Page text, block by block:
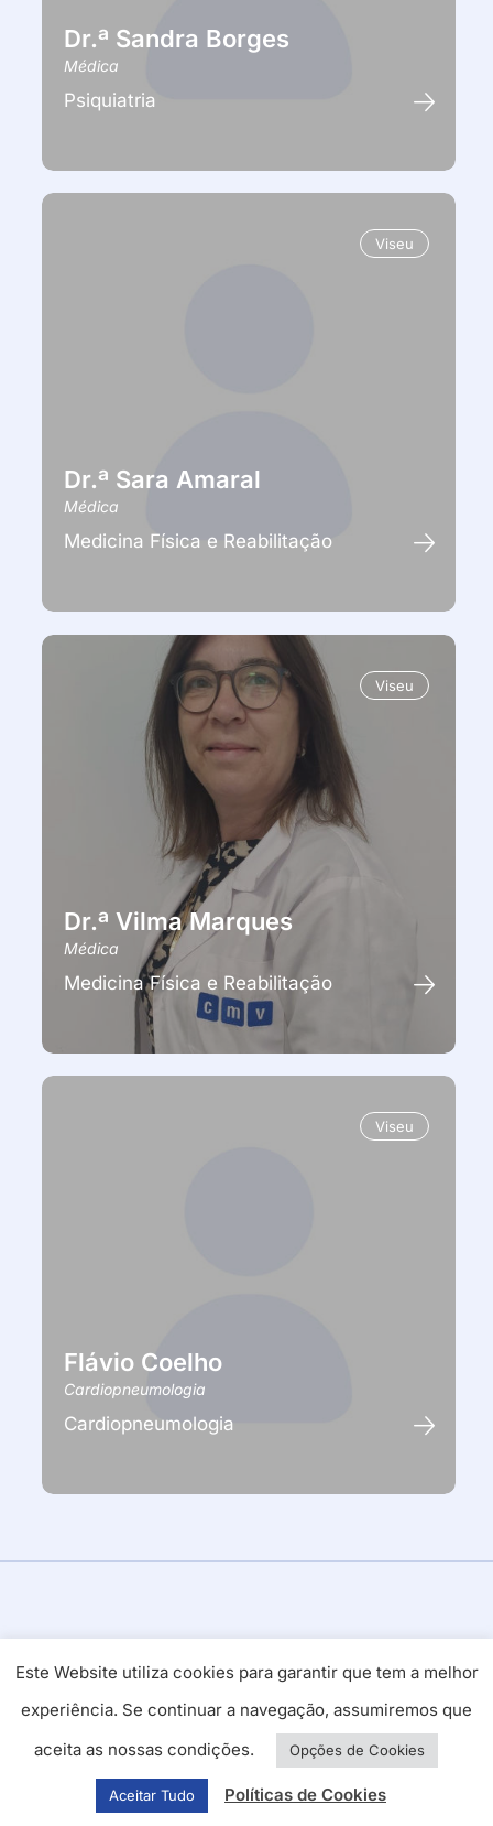
Dr.ª Sandra Borges
Médica
Psiquiatria
Viseu
Dr.ª Sara Amaral
Médica
Medicina Física e Reabilitação
Viseu
Dr.ª Vilma Marques
Médica
Medicina Física e Reabilitação
Viseu
Flávio Coelho
Cardiopneumologia
Cardiopneumologia
Cuidamos
Este Website utiliza cookies para garantir que tem a melhor
experiência. Se continuar a navegação, assumiremos que
aceita as nossas condições.
Opções de Cookies
Aceitar Tudo Políticas de Cookies